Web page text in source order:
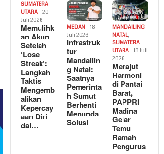
SUMATERA
UTARA
20
Juli 2026
Memulihk
an Akun
Setelah
‘Lose
Streak’:
Langkah
Taktis
Mengemb
alikan
Kepercay
aan Diri
dal…
MEDAN
18
Juli 2026
Infrastruk
tur
Mandailin
g Natal:
Saatnya
Pemerinta
h Sumut
Berhenti
Menunda
Solusi
MANDAILING
NATAL,
SUMATERA
UTARA
18 Juli
2026
Merajut
Harmoni
di Pantai
Barat,
PAPPRI
Madina
Gelar
Temu
Ramah
Pengurus